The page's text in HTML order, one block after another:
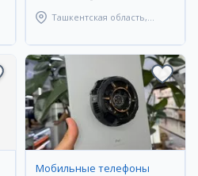
Ташкентская область,
Мобильные телефоны